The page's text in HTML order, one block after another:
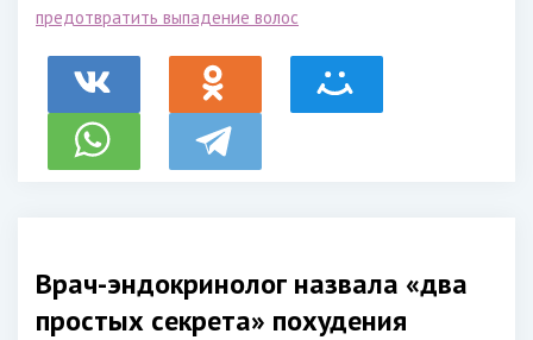
предотвратить выпадение волос
Врач-эндокринолог назвала «два
простых секрета» похудения